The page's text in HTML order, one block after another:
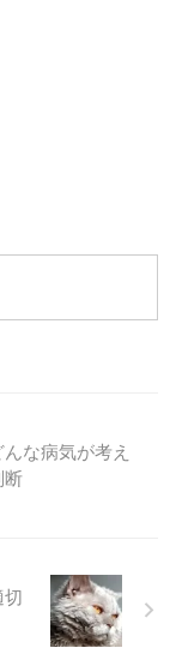
な病気が考え
断